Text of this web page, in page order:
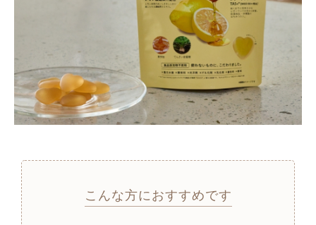
こんな方におすすめです